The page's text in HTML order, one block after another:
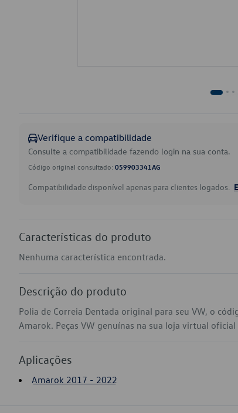
Verifique a compatibilidade
Consulte a compatibilidade fazendo login na sua conta.
Código original consultado: 059903341AG
Compatibilidade disponível apenas para clientes logados.
Características do produto
Nenhuma característica encontrada.
Descrição do produto
Polia de Correia Dentada original para seu VW, o
Amarok. Peças VW genuínas na sua loja virtual oficial
Aplicações
Amarok 2017 - 2022